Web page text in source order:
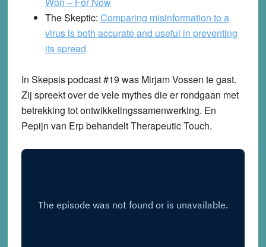
The Skeptic: Comparing misinformation to a
virus is both accurate and useful in preventing
its spread
In Skepsis podcast #19 was Mirjam Vossen te gast.
Zij spreekt over de vele mythes die er rondgaan met
betrekking tot ontwikkelingssamenwerking. En
Pepijn van Erp behandelt Therapeutic Touch.